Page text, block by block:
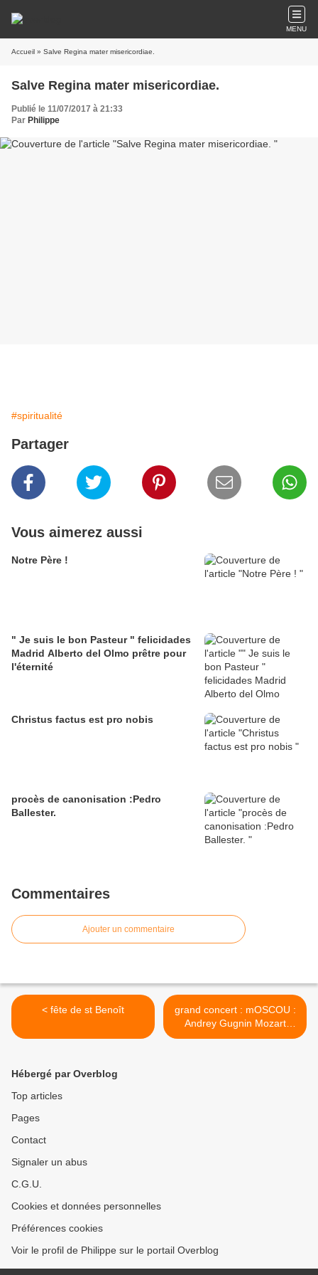
MENU
Accueil » Salve Regina mater misericordiae.
Salve Regina mater misericordiae.
Publié le 11/07/2017 à 21:33
Par Philippe
#spiritualité
Partager
Vous aimerez aussi
Notre Père !
" Je suis le bon Pasteur " felicidades
Madrid Alberto del Olmo prêtre pour
l'éternité
Christus factus est pro nobis
procès de canonisation :Pedro
Ballester.
Commentaires
Ajouter un commentaire
< fête de st Benoît
grand concert : mOSCOU :
Andrey Gugnin Mozart
Piano Concerto No.9 >
Hébergé par Overblog
Top articles
Pages
Contact
Signaler un abus
C.G.U.
Cookies et données personnelles
Préférences cookies
Voir le profil de Philippe sur le portail Overblog